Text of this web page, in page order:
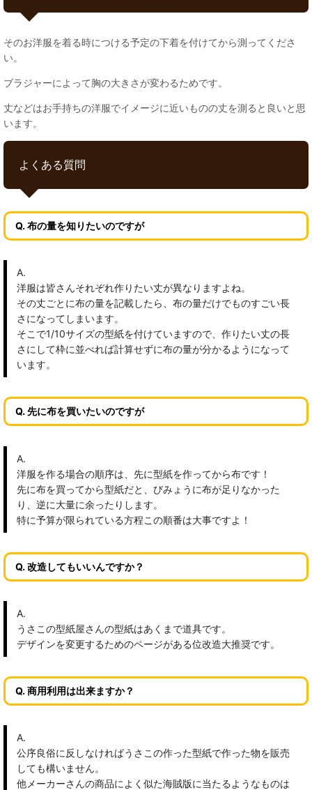
そのお洋服を着る時につける予定の下着を付けてから測ってくださ
い。
ブラジャーによって胸の大きさが変わるためです。
丈などはお手持ちの洋服でイメージに近いものの丈を測ると良いと思
います。
よくある質問
Q. 布の量を知りたいのですが
A.
洋服は皆さんそれぞれ作りたい丈が異なりますよね。
その丈ごとに布の量を記載したら、布の量だけでものすごい長
さになってしまいます。
そこで1/10サイズの型紙を付けていますので、作りたい丈の長
さにして枠に並べれば計算せずに布の量が分かるようになって
います。
Q. 先に布を買いたいのですが
A.
洋服を作る場合の順序は、先に型紙を作ってから布です！
先に布を買ってから型紙だと、びみょうに布が足りなかった
り、逆に大量に余ったりします。
特に予算が限られている方程この順番は大事ですよ！
Q. 改造してもいいんですか？
A.
うさこの型紙屋さんの型紙はあくまで道具です。
デザインを変更するためのページがある位改造大推奨です。
Q. 商用利用は出来ますか？
A.
公序良俗に反しなければうさこの作った型紙で作った物を販売
しても構いません。
他メーカーさんの商品によく似た海賊版に当たるようなものは